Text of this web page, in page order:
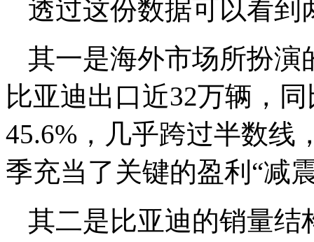
透过这份数据可以看到
其一是海外市场所扮演
比亚迪出口近32万辆，
45.6%，几乎跨过半数线
季充当了关键的盈利“减
其二是比亚迪的销量结